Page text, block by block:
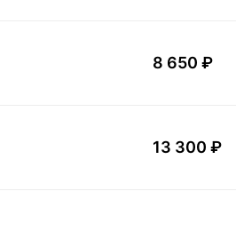
8 650 ₽
13 300 ₽